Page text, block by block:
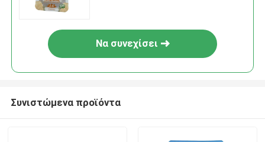
Να συνεχίσει
Συνιστώμενα προϊόντα